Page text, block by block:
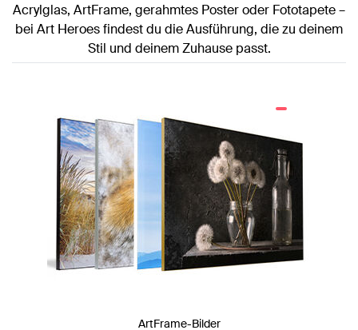
Acrylglas, ArtFrame, gerahmtes Poster oder Fototapete –
bei Art Heroes findest du die Ausführung, die zu deinem
Stil und deinem Zuhause passt.
ArtFrame-Bilder